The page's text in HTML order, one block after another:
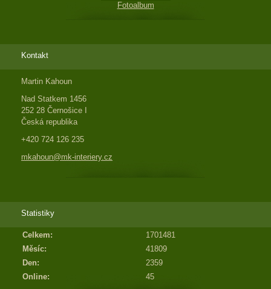
Fotoalbum
Kontakt
Martin Kahoun
Nad Statkem 1456
252 28 Černošice I
Česká republika
+420 724 126 235
mkahoun@mk-interiery.cz
Statistiky
Online: 45
Celkem:
1701481
Měsíc:
41809
Den:
2359